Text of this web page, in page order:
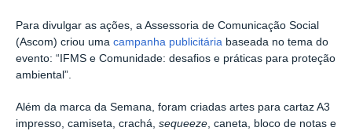
Para divulgar as ações, a Assessoria de Comunicação Social
(Ascom) criou uma campanha publicitária baseada no tema do
evento: “IFMS e Comunidade: desafios e práticas para proteção
ambiental”.
Além da marca da Semana, foram criadas artes para cartaz A3
impresso, camiseta, crachá, sequeeze, caneta, bloco de notas e